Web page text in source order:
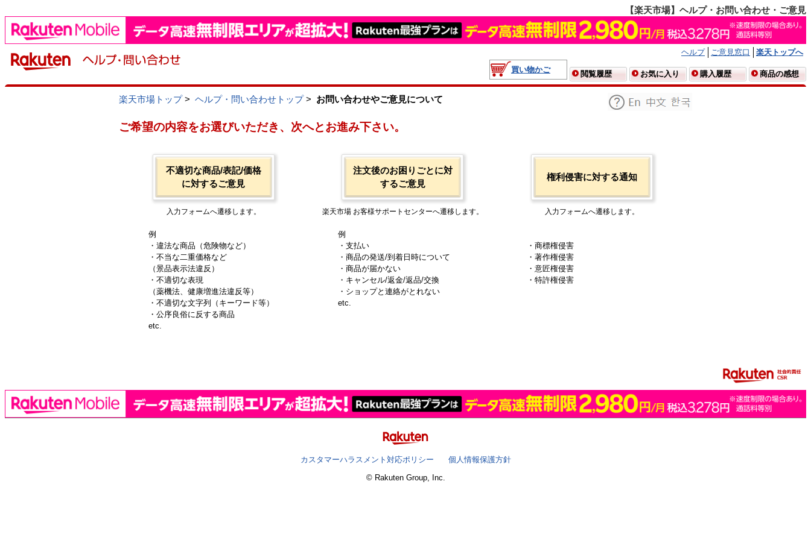
【楽天市場】ヘルプ・お問い合わせ・ご意見
ヘルプ ご意見窓口
楽天トップへ
買い物かご
閲覧履歴 お気に入り 購入履歴 商品の感想
楽天市場トップ> ヘルプ・問い合わせトップ> お問い合わせやご意見について
ご希望の内容をお選びいただき、次へとお進み下さい。
不適切な商品/表記/価格
に対するご意見
入力フォームへ遷移します。
例
・違法な商品（危険物など）
・不当な二重価格など
（景品表示法違反）
・不適切な表現
（薬機法、健康増進法違反等）
・不適切な文字列（キーワード等）
・公序良俗に反する商品
etc.
注文後のお困りごとに対
するご意見
楽天市場 お客様サポートセンターへ遷移します。
例
・支払い
・商品の発送/到着日時について
・商品が届かない
・キャンセル/返金/返品/交換
・ショップと連絡がとれない
etc.
権利侵害に対する通知
入力フォームへ遷移します。
・商標権侵害
・著作権侵害
・意匠権侵害
・特許権侵害
カスタマーハラスメント対応ポリシー
個人情報保護方針
© Rakuten Group, Inc.